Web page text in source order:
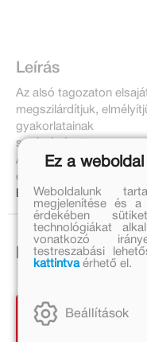
Leírás
Az alsó tagozaton
megszilárdítjuk,
gyakorlatainak
segítségével.
A tananyagorientált
élményeihez kapcsolódik.
Bővebben:
Ezek is
Ez a
Weboldalunk
megjelenítése és a
érdekében
technológiákat
vonatkozó
testreszabási
kattintvaérhető el.
Beállítások